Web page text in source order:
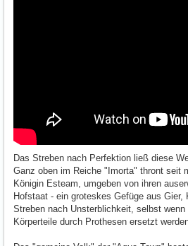
Das Streben nach Perfektion ließ diese
Ganz oben im Reiche "Imorta" thront seit
Königin Esteam, umgeben von ihren
Hofstaat - ein groteskes Gefüge aus Gier,
Streben nach Unsterblichkeit, selbst
Körperteile durch Prothesen ersetzt